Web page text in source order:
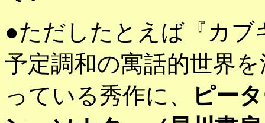
●ただしたとえば『カ
予定調和の寓話的世界
っている秀作に、
ピー